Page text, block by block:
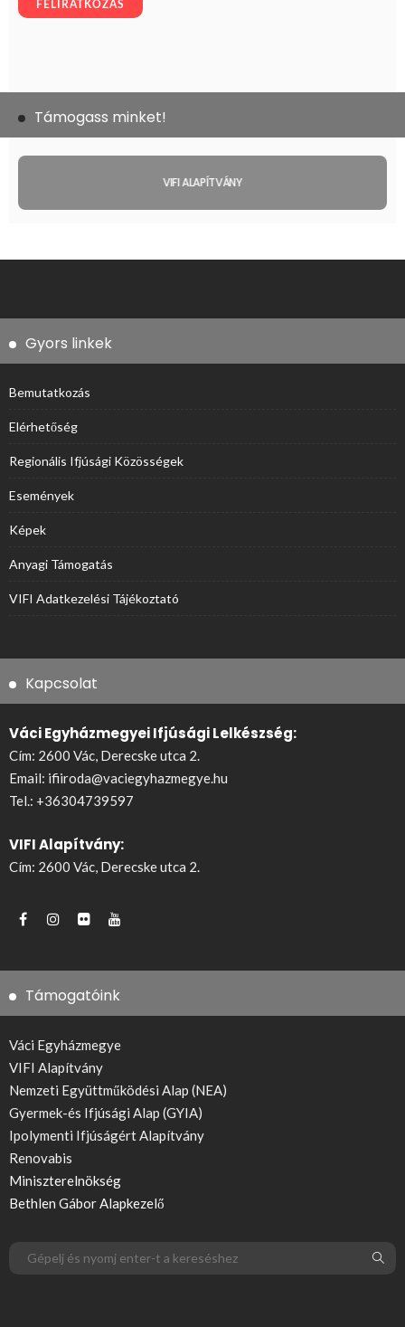
Támogass minket!
VIFI ALAPÍTVÁNY
Gyors linkek
Bemutatkozás
Elérhetőség
Regionális Ifjúsági Közösségek
Események
Képek
Anyagi Támogatás
VIFI Adatkezelési Tájékoztató
Kapcsolat
Váci Egyházmegyei Ifjúsági Lelkészség:
Cím: 2600 Vác, Derecske utca 2.
Email: ifiiroda@vaciegyhazmegye.hu
Tel.: +36304739597
VIFI Alapítvány:
Cím: 2600 Vác, Derecske utca 2.
Támogatóink
Váci Egyházmegye
VIFI Alapítvány
Nemzeti Együttműködési Alap (NEA)
Gyermek-és Ifjúsági Alap (GYIA)
Ipolymenti Ifjúságért Alapítvány
Renovabis
Miniszterelnökség
Bethlen Gábor Alapkezelő